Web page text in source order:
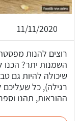
11/11/2020
רוצים להנות
השמנות יתר?
שיכולה להיות גם
רגילה), כל שעליכם
ההוראות, תהנו